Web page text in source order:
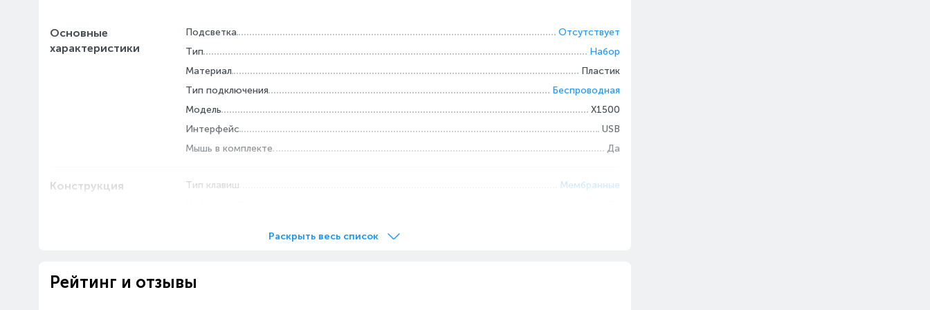
Основные
характеристики
Подсветка
Отсутствует
Тип
Набор
Материал
Пластик
Тип подключения
Беспроводная
Модель
X1500
Интерфейс
USB
Мышь в комплекте
Да
Конструкция Тип клавиш
Мембранные
Раскрыть весь список
Рейтинг и отзывы